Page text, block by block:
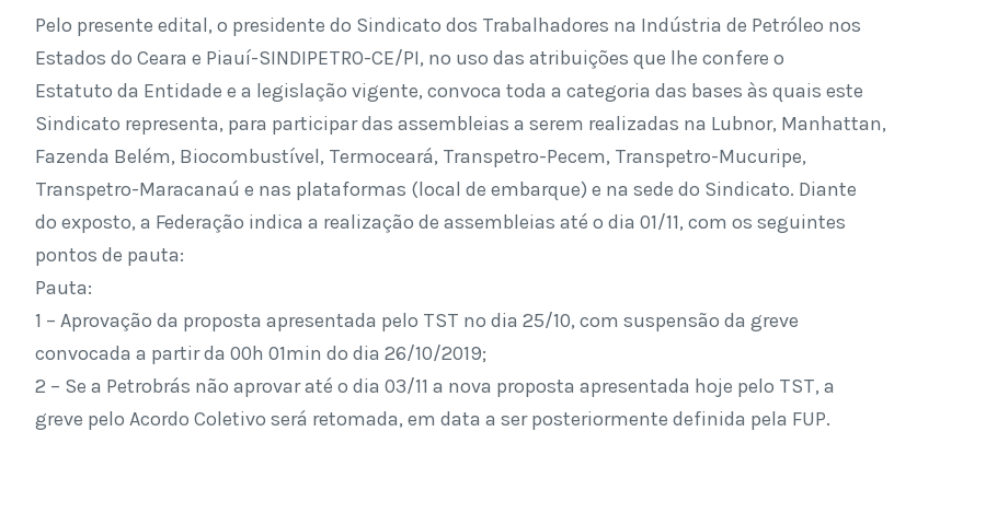
Pelo presente edital, o presidente do Sindicato dos Trabalhadores na Indústria de Petróleo nos
Estados do Ceara e Piauí-SINDIPETRO-CE/PI, no uso das atribuições que lhe confere o
Estatuto da Entidade e a legislação vigente, convoca toda a categoria das bases às quais este
Sindicato representa, para participar das assembleias a serem realizadas na Lubnor, Manhattan,
Fazenda Belém, Biocombustível, Termoceará, Transpetro-Pecem, Transpetro-Mucuripe,
Transpetro-Maracanaú e nas plataformas (local de embarque) e na sede do Sindicato. Diante
do exposto, a Federação indica a realização de assembleias até o dia 01/11, com os seguintes
pontos de pauta:
Pauta:
1 – Aprovação da proposta apresentada pelo TST no dia 25/10, com suspensão da greve
convocada a partir da 00h 01min do dia 26/10/2019;
2 – Se a Petrobrás não aprovar até o dia 03/11 a nova proposta apresentada hoje pelo TST, a
greve pelo Acordo Coletivo será retomada, em data a ser posteriormente definida pela FUP.